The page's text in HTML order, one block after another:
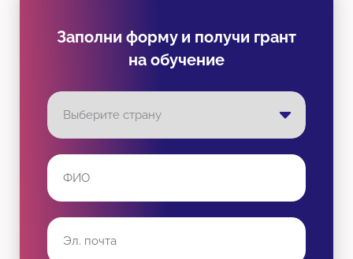
Заполни форму и получи грант
на обучение